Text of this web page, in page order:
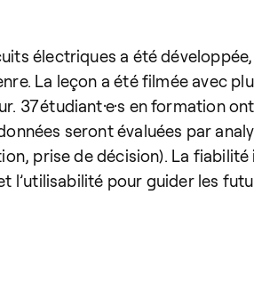
électriques a été
La leçon a été filmée avec
37 étudiant·e·s en formation
seront évaluées par
prise de décision). La fiabilité
l’utilisabilité pour guider les